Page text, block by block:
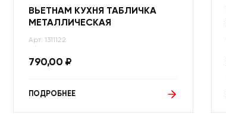
ВЬЕТНАМ КУХНЯ ТАБЛИЧКА
МЕТАЛЛИЧЕСКАЯ
Арт: 1311122
790,00 ₽
ПОДРОБНЕЕ